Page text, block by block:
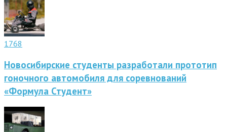
1768
Новосибирские студенты разработали прототип
гоночного автомобиля для соревнований
«Формула Студент»